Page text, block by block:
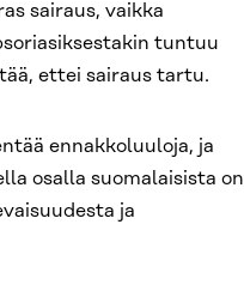
sairaus, vaikka
tuntuu
ettei sairaus tartu.
ennakkoluuloja, ja
osalla suomalaisista on
ja